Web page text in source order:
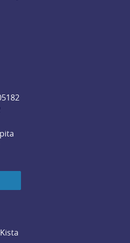
till annan webbplats, öppnas